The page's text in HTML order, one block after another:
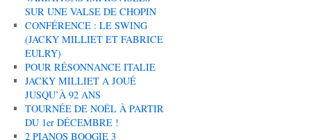
SUR UNE VALSE DE CHOPIN
CONFÉRENCE : LE SWING
(JACKY MILLIET ET FABRICE
EULRY)
POUR RÉSONNANCE ITALIE
JACKY MILLIET A JOUÉ
JUSQU’À 92 ANS
TOURNÉE DE NOËL À PARTIR
DU 1er DÉCEMBRE !
2 PIANOS BOOGIE 3